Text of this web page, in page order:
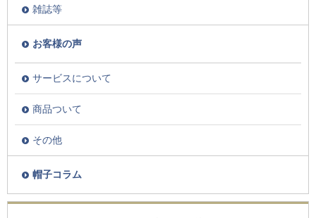
雑誌等
お客様の声
サービスについて
商品ついて
その他
帽子コラム